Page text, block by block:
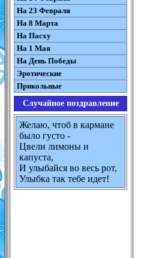
На 23 Февраля
На 8 Марта
На Пасху
На 1 Мая
На День Победы
Эротические
Прикольные
Случайное поздравление
Желаю, чтоб в кармане
было густо -
Цвели лимоны и
капуста,
И улыбайся во весь рот,
Улыбка так тебе идет!